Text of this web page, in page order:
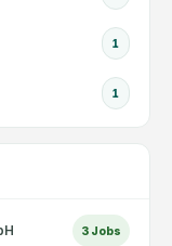
1
1
3 Jobs